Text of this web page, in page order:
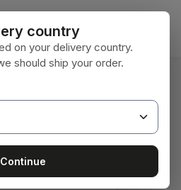
country
on your delivery country.
should ship your order.
Continue